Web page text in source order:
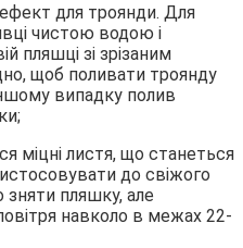
для троянди. Для
чистою водою і
пляшці зі зрізаним
щоб поливати троянду
випадку полив
міцні листя, що станеться
до свіжого
зняти пляшку, але
навколо в межах 22-